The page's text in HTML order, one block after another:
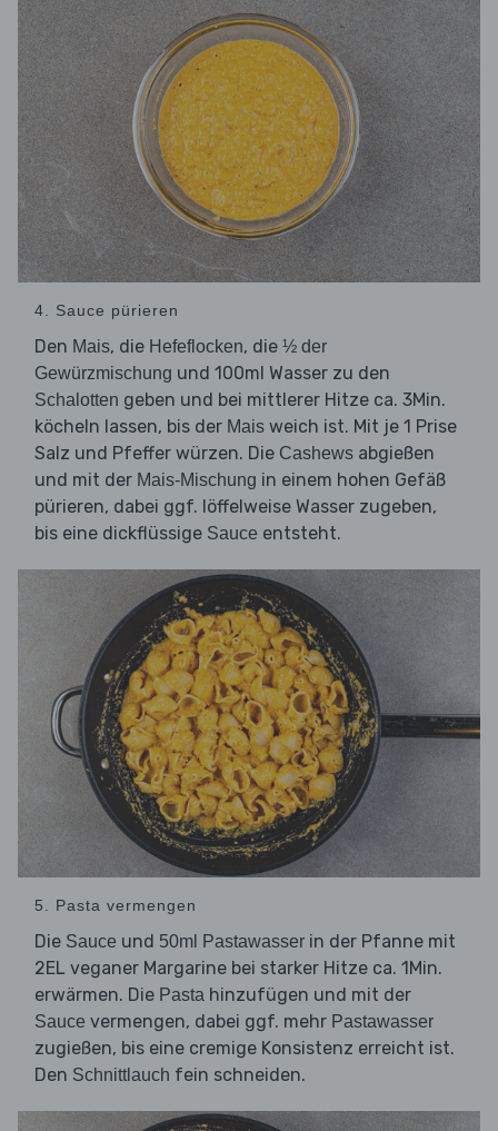
4. Sauce pürieren
Den Mais, die Hefeflocken, die ½ der
Gewürzmischung und 100ml Wasser zu den
Schalotten geben und bei mittlerer Hitze ca. 3Min.
köcheln lassen, bis der Mais weich ist. Mit je 1 Prise
Salz und Pfeffer würzen. Die Cashews abgießen
und mit der Mais-Mischung in einem hohen Gefäß
pürieren, dabei ggf. löffelweise Wasser zugeben,
bis eine dickflüssige Sauce entsteht.
5. Pasta vermengen
Die Sauce und 50ml Pastawasser in der Pfanne mit
2EL veganer Margarine bei starker Hitze ca. 1Min.
erwärmen. Die Pasta hinzufügen und mit der
Sauce vermengen, dabei ggf. mehr Pastawasser
zugießen, bis eine cremige Konsistenz erreicht ist.
Den Schnittlauch fein schneiden.